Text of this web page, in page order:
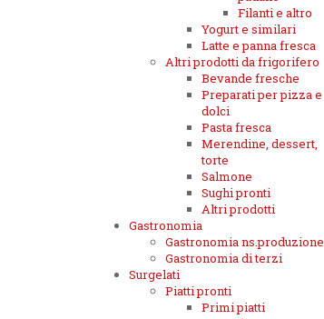
Filanti e altro
Yogurt e similari
Latte e panna fresca
Altri prodotti da frigorifero
Bevande fresche
Preparati per pizza e
dolci
Pasta fresca
Merendine, dessert,
torte
Salmone
Sughi pronti
Altri prodotti
Gastronomia
Gastronomia ns.produzione
Gastronomia di terzi
Surgelati
Piatti pronti
Primi piatti